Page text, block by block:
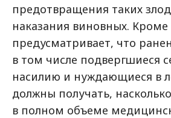
предотвращения таких
наказания виновных.
предусматривает, что
в том числе подвергшиеся
насилию и нуждающиеся в
должны получать,
в полном объеме